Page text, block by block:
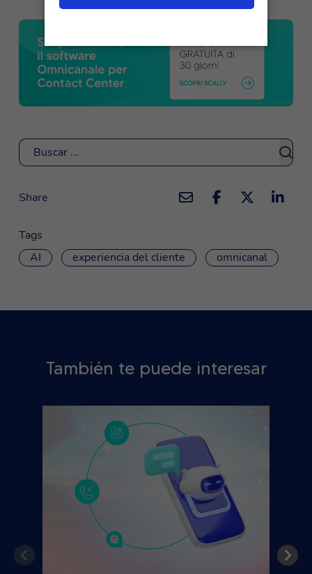
Buscar
Share
Tags
AI
experiencia del cliente omnicanal
También te puede interesar